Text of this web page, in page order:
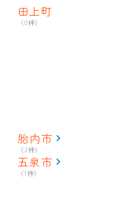
田上町
（0件）
胎内市
（2件）
五泉市
（1件）